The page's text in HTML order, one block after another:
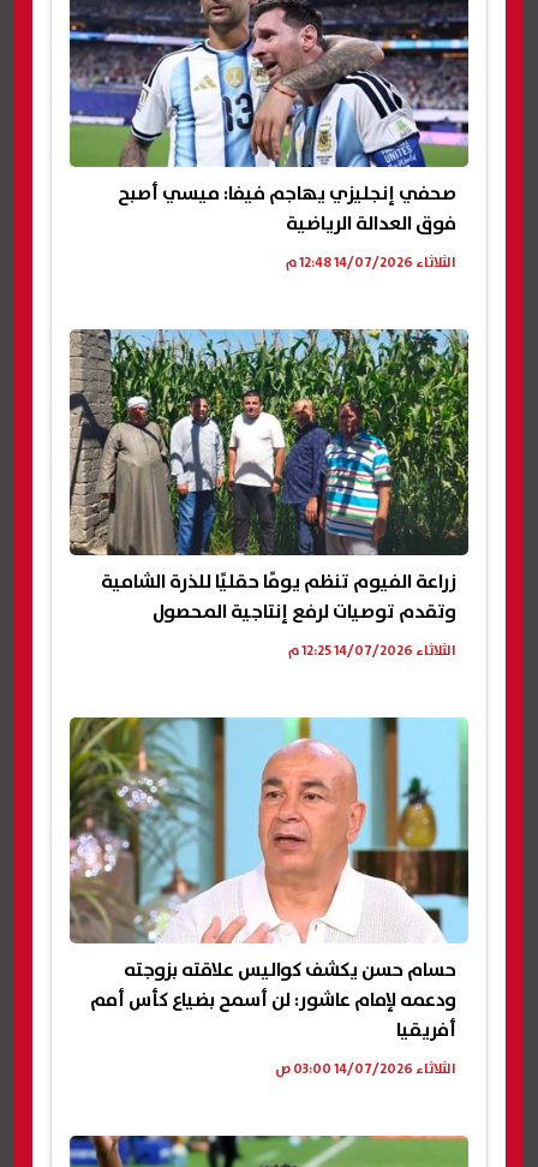
صحفي إنجليزي يهاجم فيفا: ميسي أصبح
فوق العدالة الرياضية
الثلاثاء 14/07/2026 12:48 م
زراعة الفيوم تنظم يومًا حقليًا للذرة الشامية
وتقدم توصيات لرفع إنتاجية المحصول
الثلاثاء 14/07/2026 12:25 م
حسام حسن يكشف كواليس علاقته بزوجته
ودعمه لإمام عاشور: لن أسمح بضياع كأس أمم
أفريقيا
الثلاثاء 14/07/2026 03:00 ص